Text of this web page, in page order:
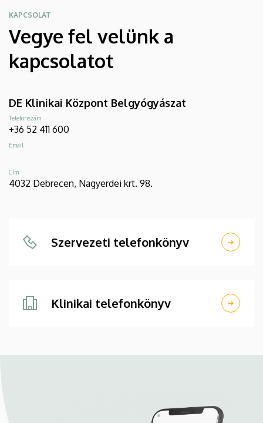
KAPCSOLAT
Vegye fel velünk a
kapcsolatot
DE Klinikai Központ Belgyógyászat
Telefonszám
+36 52 411 600
Email
Cím
4032 Debrecen, Nagyerdei krt. 98.
Szervezeti telefonkönyv
Klinikai telefonkönyv